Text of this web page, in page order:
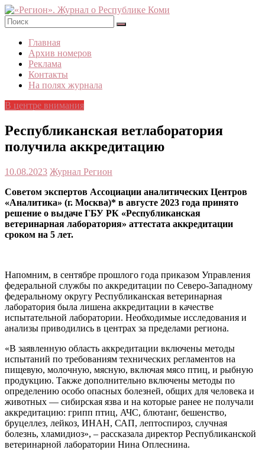
Skip
to
content
«Регион».
Журнал
Республике
Коми
Главная
Архив номеров
Реклама
Контакты
На полях журнала
В центре внимания
Республиканская ветлаборатория
получила аккредитацию
10.08.2023 Журнал Регион
Советом экспертов Ассоциации аналитических Центров
«Аналитика» (г. Москва)* в августе 2023 года принято
решение о выдаче ГБУ РК «Республиканская
ветеринарная лаборатория» аттестата аккредитации
сроком на 5 лет.
Напомним, в сентябре прошлого года приказом Управления
федеральной службы по аккредитации по Северо-Западному
федеральному округу Республиканская ветеринарная
лаборатория была лишена аккредитации в качестве
испытательной лаборатории. Необходимые исследования и
анализы приводились в центрах за пределами региона.
«В заявленную область аккредитации включены методы
испытаний по требованиям технических регламентов на
пищевую, молочную, мясную, включая мясо птиц, и рыбную
продукцию. Также дополнительно включены методы по
определению особо опасных болезней, общих для человека и
животных — сибирская язва и на которые ранее не получали
аккредитацию: грипп птиц, АЧС, блютанг, бешенство,
бруцеллез, лейкоз, ИНАН, САП, лептоспироз, случная
болезнь, хламидиоз», – рассказала директор Республиканской
ветеринарной лаборатории Нина Оплеснина.